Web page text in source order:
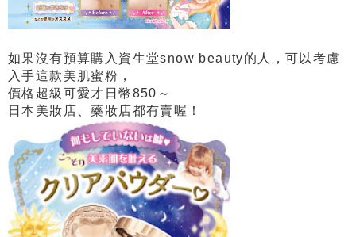
如果沒有預算購入資生堂snow beauty的人，可以考慮
入手這款美肌蜜粉，
價格超級可愛才日幣850～
日本美妝店、藥妝店都有賣喔！